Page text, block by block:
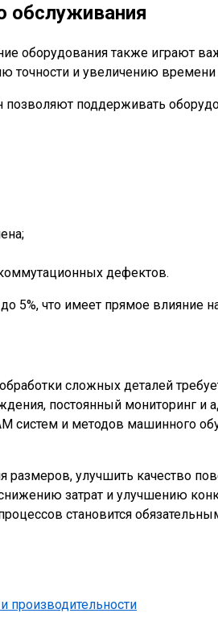
обслуживания
оборудования также играют
точности и увеличению времени
поддерживать
дефектов.
5%, что имеет прямое влияние
сложных деталей
постоянный мониторинг
систем и методов машинного
улучшить качество
затрат и улучшению
становится